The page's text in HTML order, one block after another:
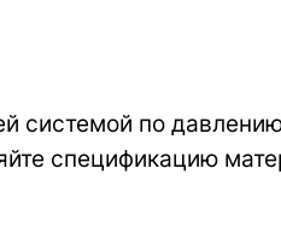
системой по
спецификацию